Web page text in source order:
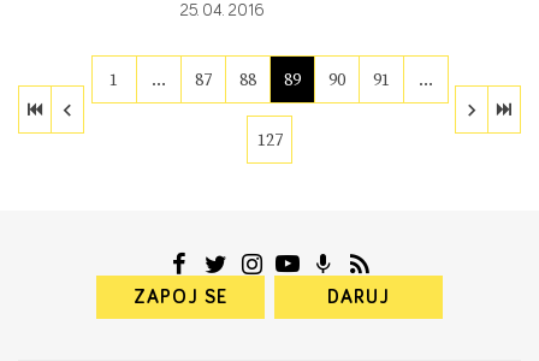
25. 04. 2016
1 … 87 88 89 90 91 …
127
ZAPOJ SE DARUJ